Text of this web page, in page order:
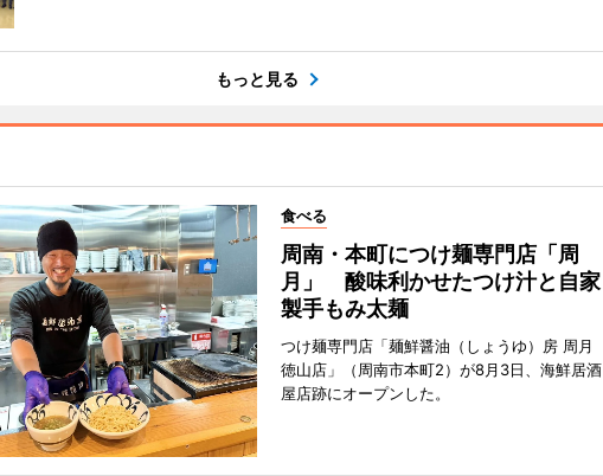
もっと見る
食べる
周南・本町につけ麺専門店「周
月」 酸味利かせたつけ汁と自家
製手もみ太麺
つけ麺専門店「麺鮮醤油（しょうゆ）房 周月
徳山店」（周南市本町2）が8月3日、海鮮居酒
屋店跡にオープンした。